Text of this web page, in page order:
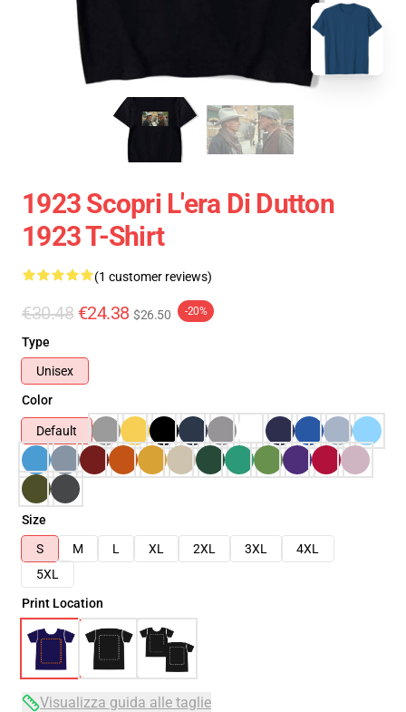
1923 Scopri L'era Di Dutton
1923 T-Shirt
(1 customer reviews)
€30.48 €24.38 $26.50 -20%
Type
Unisex
Color
Default
Size
S
M L XL 2XL 3XL
4XL
5XL
Print Location
Visualizza guida alle taglie